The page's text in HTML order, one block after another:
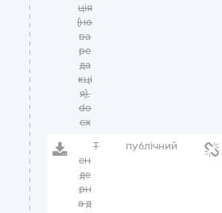
ція
(но
ва
ре
да
кці
я).
do
cx
Т
ен
де
рн
а д
публічний